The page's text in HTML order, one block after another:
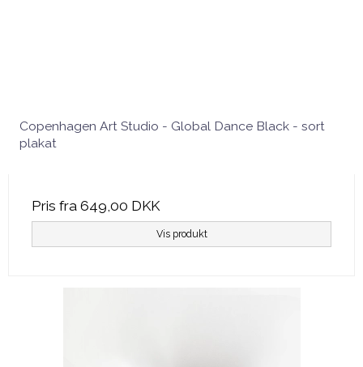
Copenhagen Art Studio - Global Dance Black - sort
plakat
Pris fra 649,00 DKK
Vis produkt